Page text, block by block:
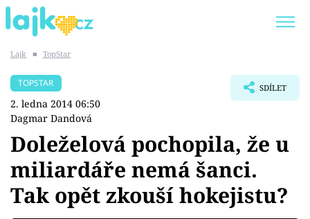
SHOPAHOLICADEL
Témata
Showbyznys
Lajk ■ TopStar
TOPSTAR
2. ledna 2014 06:50
Dagmar Dandová
SDÍLET
Doleželová pochopila, že u
miliardáře nemá šanci.
Tak opět zkouší hokejistu?